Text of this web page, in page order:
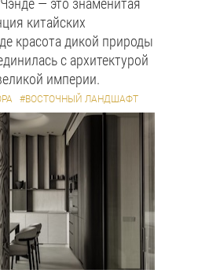
— это знаменитая
китайских
красота дикой природы
с архитектурой
империи.
#ВОСТОЧНЫЙ ЛАНДШАФТ